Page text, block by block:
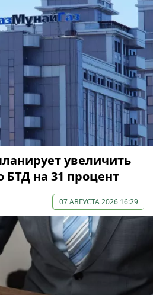
увеличить
БТД на 31 процент
07 АВГУСТА 2026 16:29